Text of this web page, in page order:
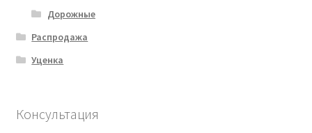
Дорожные
Распродажа
Уценка
Консультация